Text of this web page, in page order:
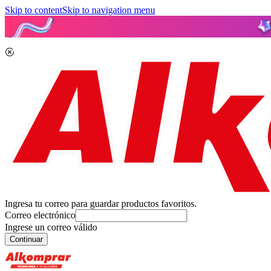
Skip to contentSkip to navigation menu
Ingresa tu correo para guardar productos favoritos.
Correo electrónico
Ingrese un correo válido
Continuar